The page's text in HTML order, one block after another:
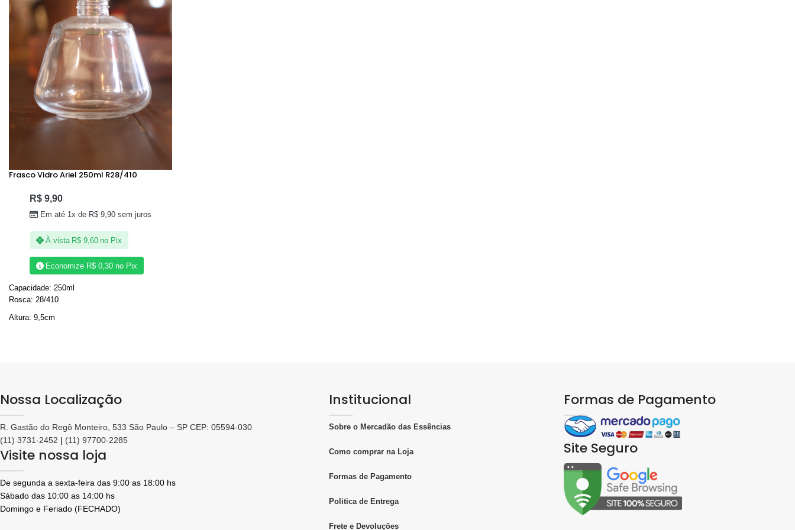
Frasco Vidro Ariel 250ml R28/410
R$9,90
Em até 1x de R$9,90sem juros
À vista R$ 9,60 no Pix
Economize R$0,30no Pix
Capacidade: 250ml
Rosca: 28/410
Altura: 9,5cm
Nossa Localização
R. Gastão do Regô Monteiro, 533 São Paulo – SP CEP: 05594-030
(11) 3731-2452 | (11) 97700-2285
Visite nossa loja
De segunda a sexta-feira das 9:00 as 18:00 hs
Sábado das 10:00 as 14:00 hs
Domingo e Feriado (FECHADO)
Institucional
Sobre o Mercadão das Essências
Como comprar na Loja
Formas de Pagamento
Politica de Entrega
Frete e Devoluções
Formas de Pagamento
Site Seguro